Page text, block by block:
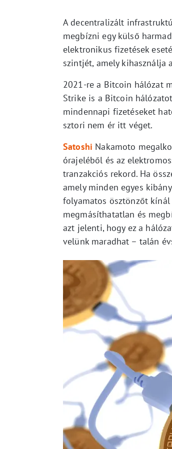
A decentralizált
megbízni egy külső
elektronikus fizetések
szintjét, amely kihasználja
2021-re a Bitcoin hálózat
Strike is a Bitcoin
mindennapi fizetéseket
sztori nem ér itt véget.
Satoshi Nakamoto
órajeléből és az
tranzakciós rekord. Ha
amely minden egyes
folyamatos ösztönzőt
megmásíthatatlan és
azt jelenti, hogy ez a
velünk maradhat – talán